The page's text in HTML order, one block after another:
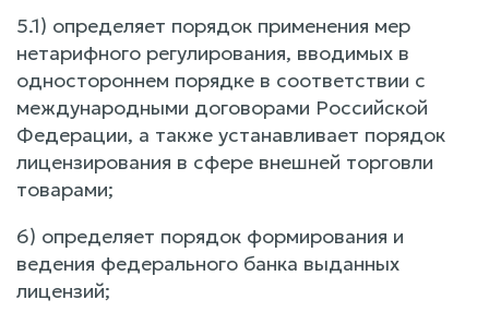
5.1) определяет порядок применения мер
нетарифного регулирования, вводимых в
одностороннем порядке в соответствии с
международными договорами Российской
Федерации, а также устанавливает порядок
лицензирования в сфере внешней торговли
товарами;
6) определяет порядок формирования и
ведения федерального банка выданных
лицензий;